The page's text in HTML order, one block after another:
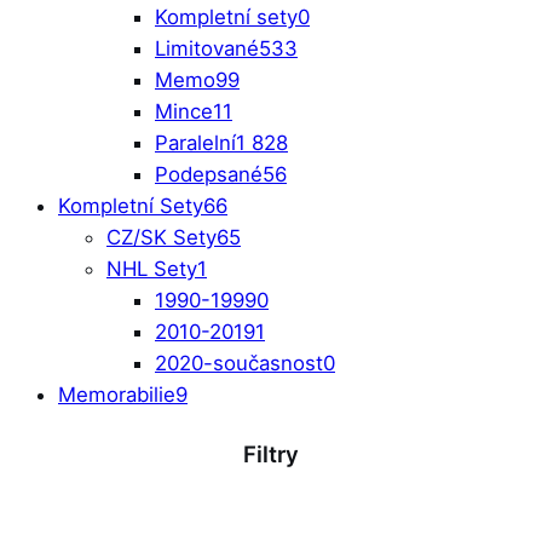
Kompletní sety0
Limitované533
Memo99
Mince11
Paralelní1 828
Podepsané56
Kompletní Sety66
CZ/SK Sety65
NHL Sety1
1990-19990
2010-20191
2020-současnost0
Memorabilie9
Filtry